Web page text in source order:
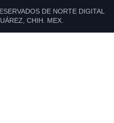
DE NORTE DIGITAL
CHIH. MEX.